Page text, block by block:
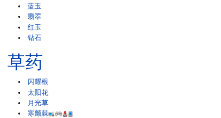
蓝玉
翡翠
红玉
钻石
草药
闪耀根
太阳花
月光草
寒颤棘